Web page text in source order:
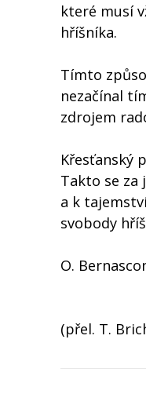
které musí
hříšníka.
Tímto
nezačínal
zdrojem
Křesťanský
Takto se za
a k
svobody
O.
(přel. T.